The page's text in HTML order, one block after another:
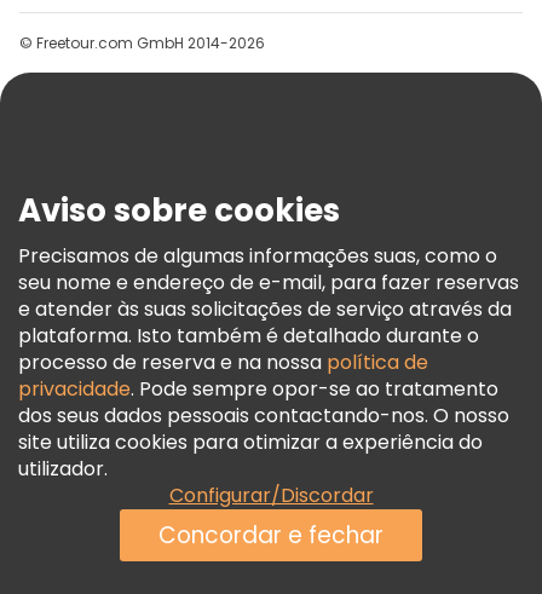
Grupos
Ajuda
Termos E Informações Legais
Política De Cookies
Freetour Prémios
Programa De Fidelidade
© Freetour.com GmbH 2014-2026
Aviso sobre cookies
Precisamos de algumas informações suas, como o
seu nome e endereço de e-mail, para fazer reservas
e atender às suas solicitações de serviço através da
plataforma. Isto também é detalhado durante o
processo de reserva e na nossa política de
privacidade. Pode sempre opor-se ao tratamento
dos seus dados pessoais contactando-nos. O nosso
site utiliza cookies para otimizar a experiência do
utilizador.
Configurar/Discordar
Concordar e fechar